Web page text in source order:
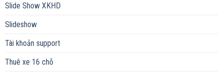
Slide Show XKHD
Slideshow
Tài khoản support
Thuê xe 16 chỗ